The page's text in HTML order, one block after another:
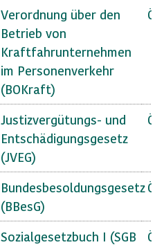
Verordnung über den
Betrieb von
Kraftfahrunternehmen
im Personenverkehr
(BOKraft)
Justizvergütungs- und
Entschädigungsgesetz
(JVEG)
Bundesbesoldungsgesetz
(BBesG)
Sozialgesetzbuch I (SGB